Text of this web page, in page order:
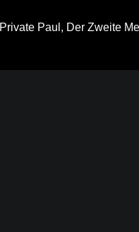
Private Paul, Der Zweite